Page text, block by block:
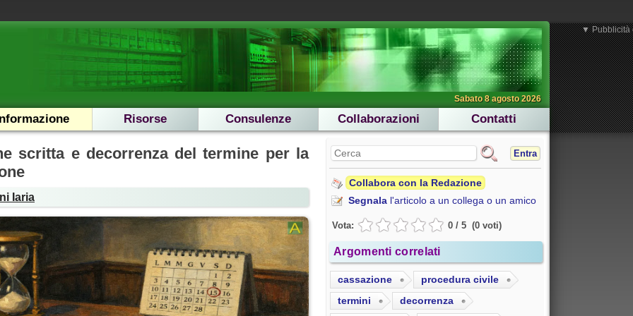
Sabato 8 agosto 2026
Risorse Consulenze Collaborazioni Contatti
scritta e decorrenza del termine per la
Iaria
Entra
Collabora con la Redazione
Segnala l'articolo a un collega o un amico
Vota: 0 / 5 (0 voti)
Argomenti correlati
cassazione
procedura civile
termini
decorrenza
▼ Pubblicità